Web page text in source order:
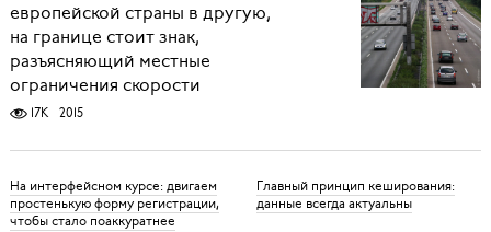
европейской страны в другую,
на границе стоит знак,
разъясняющий местные
ограничения скорости
17K 2015
На интерфейсном курсе: двигаем
простенькую форму регистрации,
чтобы стало поаккуратнее
Главный принцип кеширования:
данные всегда актуальны